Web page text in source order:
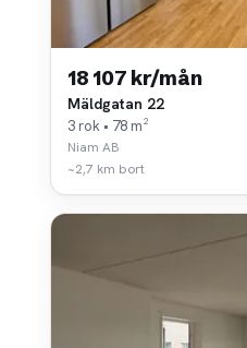
18 107 kr/mån
Mäldgatan 22
3 rok • 78 m²
Niam AB
~2,7 km bort